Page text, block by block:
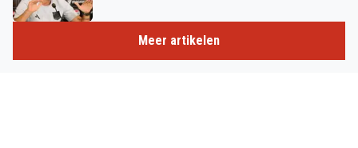
Meer artikelen